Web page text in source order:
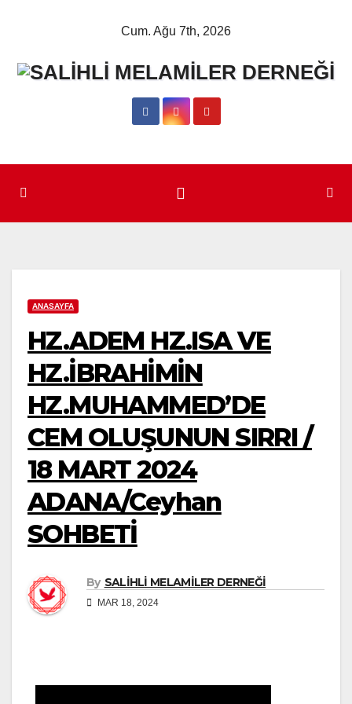
Cum. Ağu 7th, 2026
ANASAYFA
HZ.ADEM HZ.ISA VE
HZ.İBRAHİMİN
HZ.MUHAMMED’DE
CEM OLUŞUNUN SIRRI /
18 MART 2024
ADANA/Ceyhan
SOHBETİ
By SALİHLİ MELAMİLER DERNEĞİ
MAR 18, 2024